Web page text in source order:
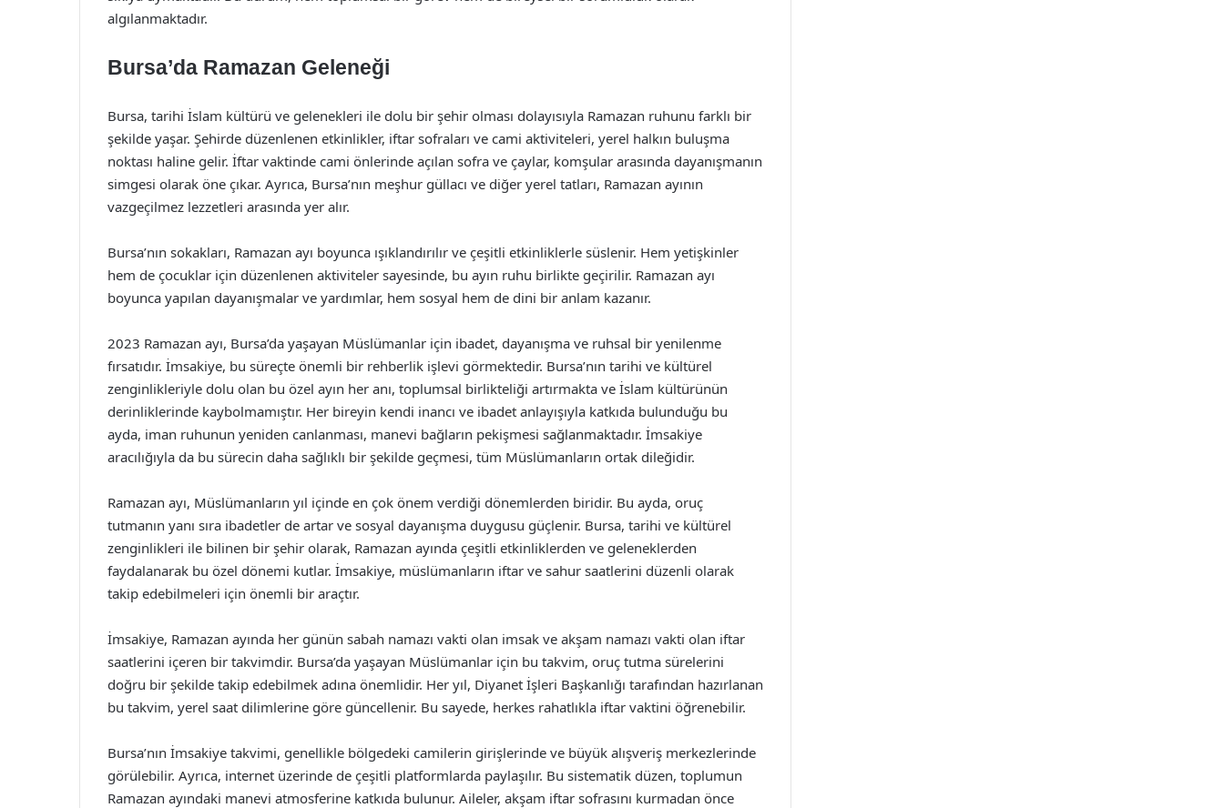
algılanmaktadır.
Bursa’da Ramazan Geleneği
Bursa, tarihi İslam kültürü ve gelenekleri ile dolu bir şehir olması dolayısıyla Ramazan ruhunu farklı bir
şekilde yaşar. Şehirde düzenlenen etkinlikler, iftar sofraları ve cami aktiviteleri, yerel halkın buluşma
noktası haline gelir. İftar vaktinde cami önlerinde açılan sofra ve çaylar, komşular arasında dayanışmanın
simgesi olarak öne çıkar. Ayrıca, Bursa’nın meşhur güllacı ve diğer yerel tatları, Ramazan ayının
vazgeçilmez lezzetleri arasında yer alır.
Bursa’nın sokakları, Ramazan ayı boyunca ışıklandırılır ve çeşitli etkinliklerle süslenir. Hem yetişkinler
hem de çocuklar için düzenlenen aktiviteler sayesinde, bu ayın ruhu birlikte geçirilir. Ramazan ayı
boyunca yapılan dayanışmalar ve yardımlar, hem sosyal hem de dini bir anlam kazanır.
2023 Ramazan ayı, Bursa’da yaşayan Müslümanlar için ibadet, dayanışma ve ruhsal bir yenilenme
fırsatıdır. İmsakiye, bu süreçte önemli bir rehberlik işlevi görmektedir. Bursa’nın tarihi ve kültürel
zenginlikleriyle dolu olan bu özel ayın her anı, toplumsal birlikteliği artırmakta ve İslam kültürünün
derinliklerinde kaybolmamıştır. Her bireyin kendi inancı ve ibadet anlayışıyla katkıda bulunduğu bu
ayda, iman ruhunun yeniden canlanması, manevi bağların pekişmesi sağlanmaktadır. İmsakiye
aracılığıyla da bu sürecin daha sağlıklı bir şekilde geçmesi, tüm Müslümanların ortak dileğidir.
Ramazan ayı, Müslümanların yıl içinde en çok önem verdiği dönemlerden biridir. Bu ayda, oruç
tutmanın yanı sıra ibadetler de artar ve sosyal dayanışma duygusu güçlenir. Bursa, tarihi ve kültürel
zenginlikleri ile bilinen bir şehir olarak, Ramazan ayında çeşitli etkinliklerden ve geleneklerden
faydalanarak bu özel dönemi kutlar. İmsakiye, müslümanların iftar ve sahur saatlerini düzenli olarak
takip edebilmeleri için önemli bir araçtır.
İmsakiye, Ramazan ayında her günün sabah namazı vakti olan imsak ve akşam namazı vakti olan iftar
saatlerini içeren bir takvimdir. Bursa’da yaşayan Müslümanlar için bu takvim, oruç tutma sürelerini
doğru bir şekilde takip edebilmek adına önemlidir. Her yıl, Diyanet İşleri Başkanlığı tarafından hazırlanan
bu takvim, yerel saat dilimlerine göre güncellenir. Bu sayede, herkes rahatlıkla iftar vaktini öğrenebilir.
Bursa’nın İmsakiye takvimi, genellikle bölgedeki camilerin girişlerinde ve büyük alışveriş merkezlerinde
görülebilir. Ayrıca, internet üzerinde de çeşitli platformlarda paylaşılır. Bu sistematik düzen, toplumun
Ramazan ayındaki manevi atmosferine katkıda bulunur. Aileler, akşam iftar sofrasını kurmadan önce